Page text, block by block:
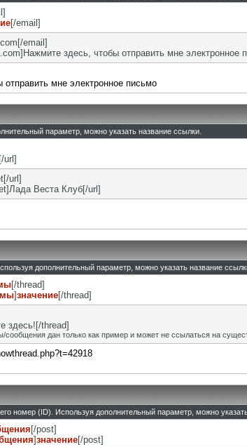
[/email]
email]
здесь, чтобы отправить мне электронное
мне электронное письмо
параметр, можно указать название ссылки.
[/url]
url]
Веста Клуб[/url]
дополнительный параметр, можно указать название
[/thread]
]значение[/thread]
здесь![/thread]
сообщения дан только как пример и может не ссылаться на
номер (ID). Используя дополнительный параметр, можно
[/post]
]значение[/post]